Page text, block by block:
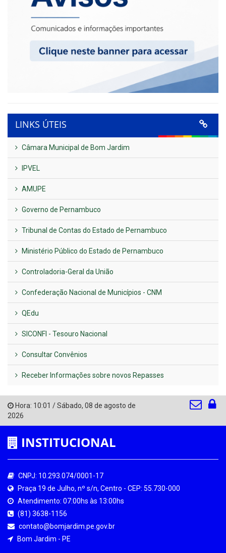
LINKS ÚTEIS
Câmara Municipal de Bom Jardim
IPVEL
AMUPE
Governo de Pernambuco
Tribunal de Contas do Estado de Pernambuco
Ministério Público do Estado de Pernambuco
Controladoria-Geral da União
Confederação Nacional de Municípios - CNM
QEdu
SICONFI - Tesouro Nacional
Consultar Convênios
Receber Informações sobre novos Repasses
Hora: 10:01 /Sábado, 08 de agosto de
2026
INSTITUCIONAL
CNPJ: 10.293.074/0001-17
Praça 19 de Julho, nº s/n, Centro - CEP: 55.730-000
Atendimento: 07:00hs às 13:00hs
(81) 3638-1156
contato@bomjardim.pe.gov.br
Bom Jardim - PE